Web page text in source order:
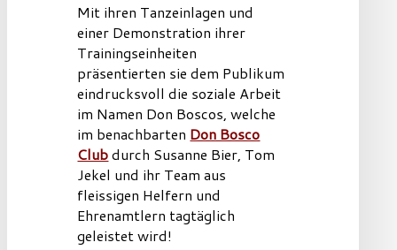
Mit ihren Tanzeinlagen und
einer Demonstration ihrer
Trainingseinheiten
präsentierten sie dem Publikum
eindrucksvoll die soziale Arbeit
im Namen Don Boscos, welche
im benachbarten Don Bosco
Clubdurch Susanne Bier, Tom
Jekel und ihr Team aus
fleissigen Helfern und
Ehrenamtlern tagtäglich
geleistet wird!